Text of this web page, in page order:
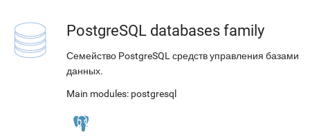
PostgreSQL databases family
Семейство PostgreSQL средств управления базами
данных.
Main modules: postgresql